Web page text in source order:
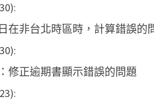
在非台北時區時，計算錯誤的
修正逾期書顯示錯誤的問題